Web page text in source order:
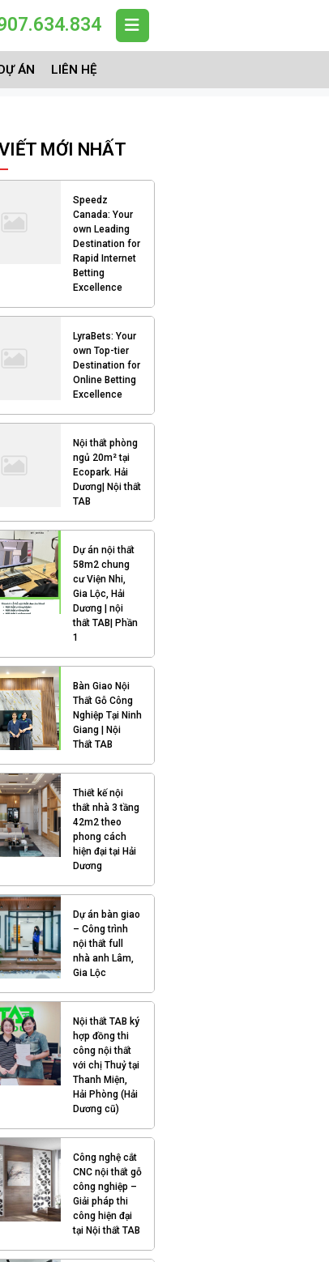
ÁN LIÊN HỆ
MỚI NHẤT
Speedz
Canada: Your
own Leading
Destination for
Rapid Internet
Betting
Excellence
LyraBets: Your
own Top-tier
Destination for
Online Betting
Excellence
Nội thất phòng
ngủ 20m² tại
Ecopark. Hải
Dương| Nội thất
TAB
Dự án nội thất
58m2 chung
cư Viện Nhi,
Gia Lộc, Hải
Dương | nội
thất TAB| Phần
1
Bàn Giao Nội
Thất Gỗ Công
Nghiệp Tại Ninh
Giang | Nội
Thất TAB
Thiết kế nội
thất nhà 3 tầng
42m2 theo
phong cách
hiện đại tại Hải
Dương
Dự án bàn giao
– Công trình
nội thất full
nhà anh Lâm,
Gia Lộc
Nội thất TAB ký
hợp đồng thi
công nội thất
với chị Thuỷ tại
Thanh Miện,
Hải Phòng (Hải
Dương cũ)
Công nghệ cắt
CNC nội thất gỗ
công nghiệp –
Giải pháp thi
công hiện đại
tại Nội thất TAB